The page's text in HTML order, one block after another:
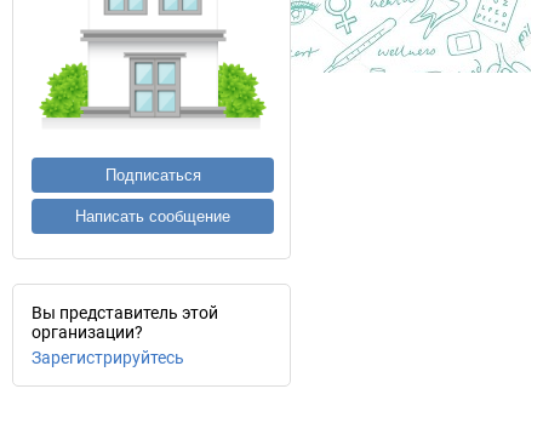
Подписаться
Написать сообщение
Вы представитель этой
организации?
Зарегистрируйтесь